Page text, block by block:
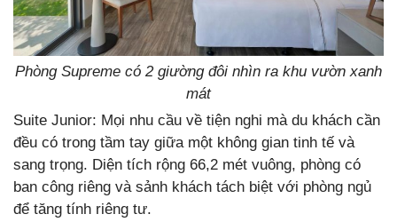
Phòng Supreme có 2 giường đôi nhìn ra khu vườn xanh
mát
Suite Junior: Mọi nhu cầu về tiện nghi mà du khách cần
đều có trong tầm tay giữa một không gian tinh tế và
sang trọng. Diện tích rộng 66,2 mét vuông, phòng có
ban công riêng và sảnh khách tách biệt với phòng ngủ
để tăng tính riêng tư.